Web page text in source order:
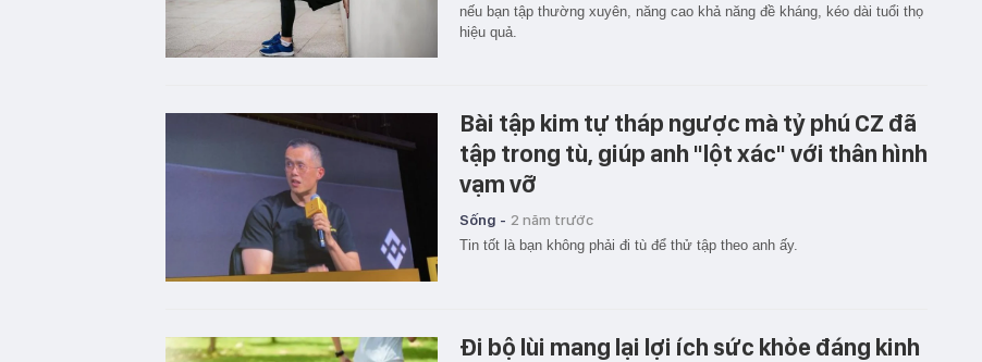
nếu bạn tập thường xuyên, năng cao khả năng đề kháng, kéo dài tuổi thọ
hiệu quả.
Bài tập kim tự tháp ngược mà tỷ phú CZ đã
tập trong tù, giúp anh "lột xác" với thân hình
vạm vỡ
Sống - 2 năm trước
Tin tốt là bạn không phải đi tù để thử tập theo anh ấy.
Đi bộ lùi mang lại lợi ích sức khỏe đáng kinh